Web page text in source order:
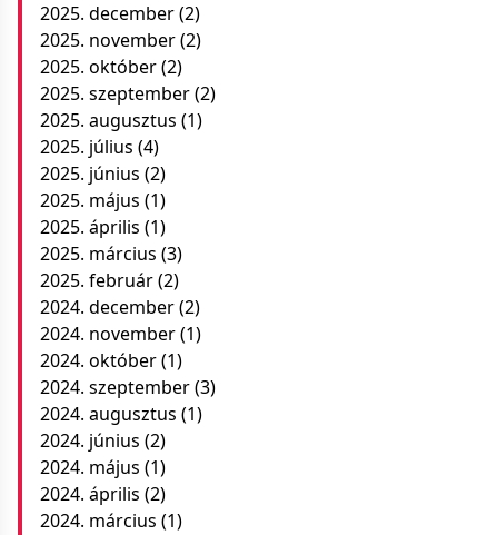
2025. december(2)
2025. november(2)
2025. október(2)
2025. szeptember(2)
2025. augusztus (1)
2025. július (4)
2025. június (2)
2025. május (1)
2025. április (1)
2025. március (3)
2025. február(2)
2024. december(2)
2024. november(1)
2024. október(1)
2024. szeptember(3)
2024. augusztus (1)
2024. június (2)
2024. május (1)
2024. április (2)
2024. március (1)